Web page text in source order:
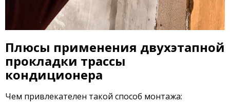
Плюсы применения двухэтапной
прокладки трассы
кондиционера
Чем привлекателен такой способ монтажа: